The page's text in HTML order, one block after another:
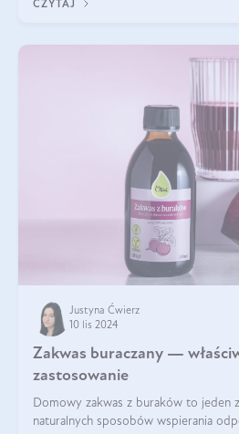
CZYTAJ
Justyna Ćwierz
10 lis 2024
Zakwas buraczany —
zastosowanie
Domowy zakwas z buraków to jeden
naturalnych sposobów wspierania